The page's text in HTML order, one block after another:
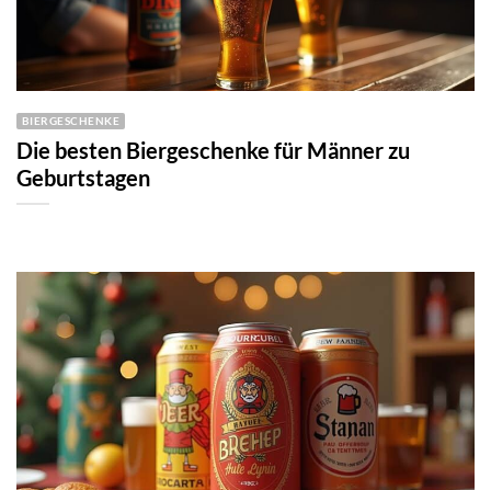
BIERGESCHENKE
Die besten Biergeschenke für Männer zu
Geburtstagen